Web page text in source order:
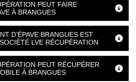
PEUT FAIRE
À BRANGUES
D’ÉPAVE BRANGUES EST
LVE RÉCUPÉRATION
PEUT RÉCUPÉRER
À BRANGUES